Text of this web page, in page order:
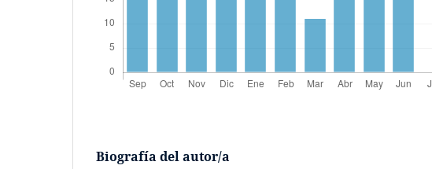
Biografía del autor/a